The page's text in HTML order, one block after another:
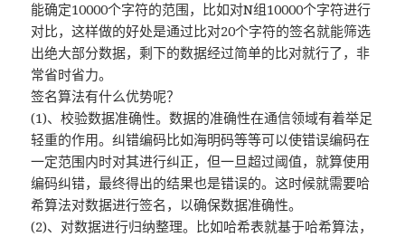
能确定10000个字符的范围，比如对N组10000个字符进行
对比，这样做的好处是通过比对20个字符的签名就能筛选
出绝大部分数据，剩下的数据经过简单的比对就行了，非
常省时省力。
签名算法有什么优势呢？
(1)、校验数据准确性。数据的准确性在通信领域有着举足
轻重的作用。纠错编码比如海明码等等可以使错误编码在
一定范围内时对其进行纠正，但一旦超过阈值，就算使用
编码纠错，最终得出的结果也是错误的。这时候就需要哈
希算法对数据进行签名，以确保数据准确性。
(2)、对数据进行归纳整理。比如哈希表就基于哈希算法，